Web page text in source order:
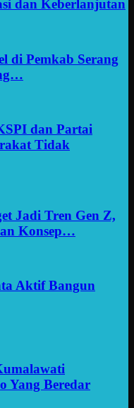
dan Keberlanjutan
di Pemkab Serang
dan Partai
Tidak
Jadi Tren Gen Z,
Konsep…
Aktif Bangun
Yang Beredar